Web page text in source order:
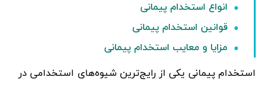
انواع استخدام پیمانی
قوانین استخدام پیمانی
مزایا و معایب استخدام پیمانی
استخدام پیمانی یکی از رایج‌ترین شیوه‌های استخدامی در